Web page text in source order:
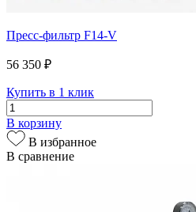
Пресс-фильтр F14-V
56 350 ₽
Купить в 1 клик
В корзину
В избранное
В сравнение